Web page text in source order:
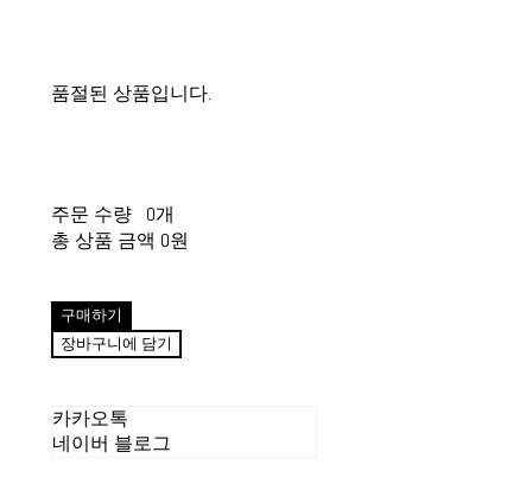
품절된 상품입니다.
주문 수량
0개
총 상품 금액 0원
구매하기
장바구니에 담기
카카오톡
네이버 블로그